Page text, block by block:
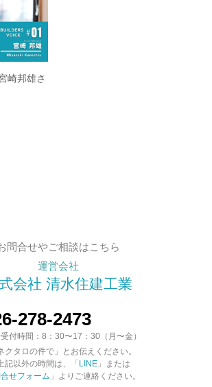
崎邦雄さ
問合せやご相談はこちら
運営会社
会社 清水住建工業
278-2473
付時間：8：30〜17：30（月〜金）
クタロの件で」とお伝えください。
記以外の時間は、「LINE 」または
せフォーム 」よりご連絡ください。